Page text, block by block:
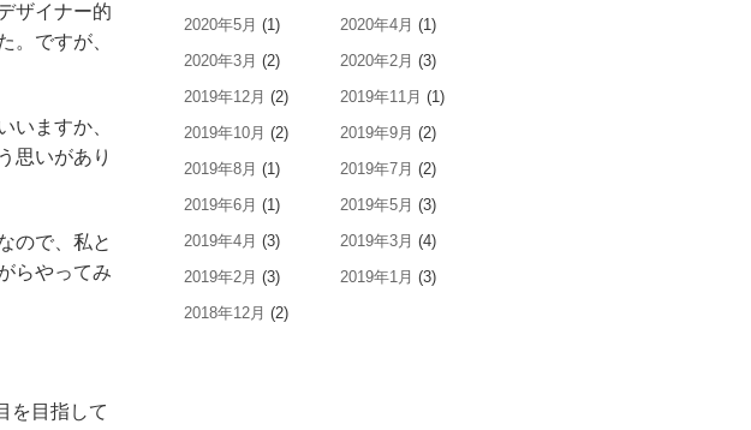
ザイナー的
。ですが、
いますか、
思いがあり
ので、私と
らやってみ
を目指して
2020年5月 (1) 2020年4月 (1)
2020年3月 (2) 2020年2月 (3)
2019年12月 (2) 2019年11月 (1)
2019年10月 (2) 2019年9月 (2)
2019年8月 (1) 2019年7月 (2)
2019年6月 (1) 2019年5月 (3)
2019年4月 (3) 2019年3月 (4)
2019年2月 (3) 2019年1月 (3)
2018年12月 (2)